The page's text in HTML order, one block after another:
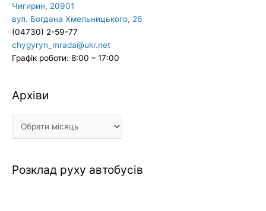
Чигирин, 20901
вул. Богдана Хмельницького, 26
(04730) 2-59-77
chygyryn_mrada@ukr.net
Графік роботи: 8:00 – 17:00
Архіви
Архіви
Розклад руху автобусів